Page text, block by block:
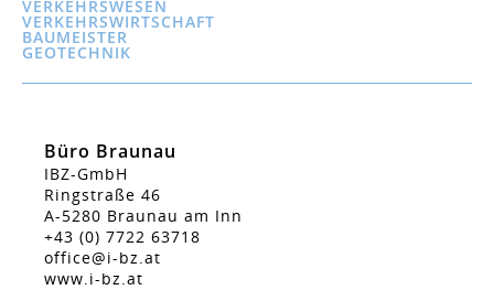
VERKEHRSWESEN
VERKEHRSWIRTSCHAFT
BAUMEISTER
GEOTECHNIK
Büro Braunau
IBZ-GmbH
Ringstraße 46
A-5280 Braunau am Inn
+43 (0) 7722 63718
office@i-bz.at
www.i-bz.at